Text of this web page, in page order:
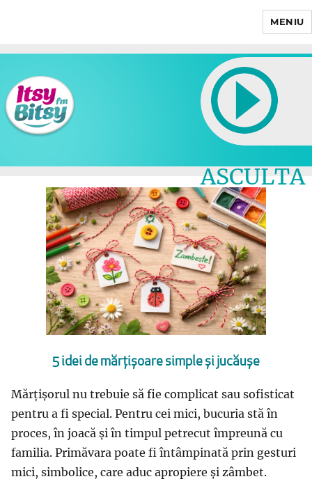
MENIU
ASCULTA
LIVE
5 idei de mărțișoare simple și jucăușe
Mărțișorul nu trebuie să fie complicat sau sofisticat
pentru a fi special. Pentru cei mici, bucuria stă în
proces, în joacă și în timpul petrecut împreună cu
familia. Primăvara poate fi întâmpinată prin gesturi
mici, simbolice, care aduc apropiere și zâmbet.